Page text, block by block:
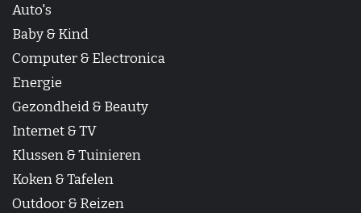
Auto's
Baby & Kind
Computer & Electronica
Energie
Gezondheid & Beauty
Internet & TV
Klussen & Tuinieren
Koken & Tafelen
Outdoor & Reizen